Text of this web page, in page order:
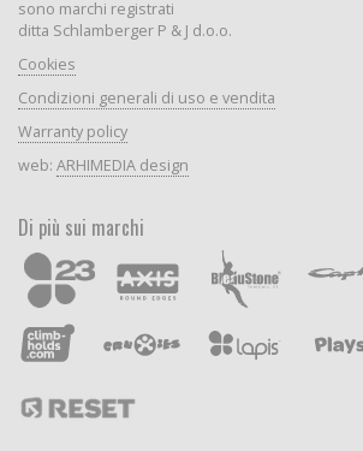
sono marchi registrati
ditta Schlamberger P & J d.o.o.
Cookies
Condizioni generali di uso e vendita
Warranty policy
web: ARHIMEDIA design
Di più sui marchi